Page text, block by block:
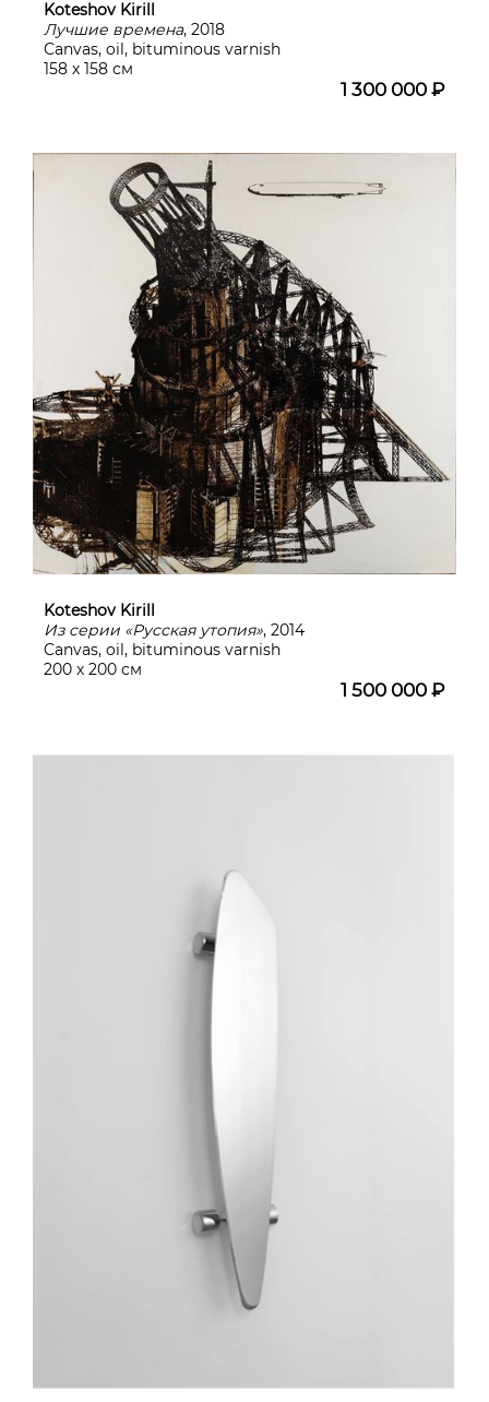
Koteshov Kirill
Лучшие времена, 2018
Canvas, oil, bituminous varnish
158 х 158 см
1 300 000 ₽
Koteshov Kirill
Из серии «Русская утопия», 2014
Canvas, oil, bituminous varnish
200 х 200 см
1 500 000 ₽